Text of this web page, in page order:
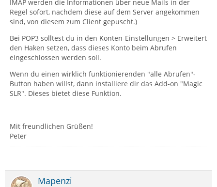
IMAP werden die Informationen über neue Mails in der
Regel sofort, nachdem diese auf dem Server angekommen
sind, von diesem zum Client gepuscht.)
Bei POP3 solltest du in den Konten-Einstellungen > Erweitert
den Haken setzen, dass dieses Konto beim Abrufen
eingeschlossen werden soll.
Wenn du einen wirklich funktionierenden "alle Abrufen"-
Button haben willst, dann installiere dir das Add-on "Magic
SLR". Dieses bietet diese Funktion.
Mit freundlichen Grüßen!
Peter
Mapenzi